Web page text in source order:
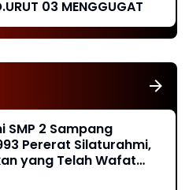
03 MENGGUGAT
SMP 2 Sampang
Pererat Silaturahmi,
yang Telah Wafat